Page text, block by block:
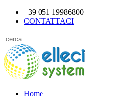
+39 051 19986800
CONTATTACI
Home